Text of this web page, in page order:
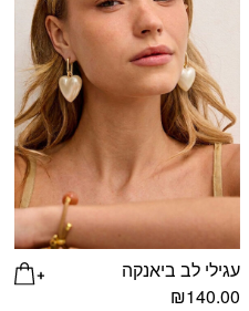
עגילי לב ביאנקה
₪140.00